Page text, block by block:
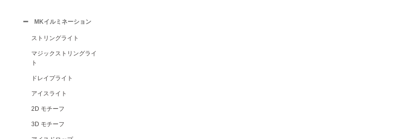
MKイルミネーション
ストリングライト
マジックストリングライ
ト
ドレイプライト
アイスライト
2D モチーフ
3D モチーフ